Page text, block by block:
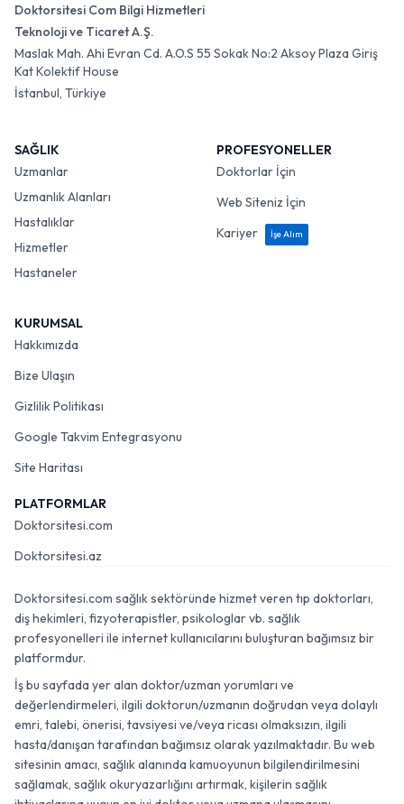
Doktorsitesi Com Bilgi Hizmetleri
Teknoloji ve Ticaret A.Ş.
Maslak Mah. Ahi Evran Cd. A.O.S 55 Sokak No:2 Aksoy Plaza Giriş
Kat Kolektif House
İstanbul, Türkiye
SAĞLIK
Uzmanlar
Uzmanlık Alanları
Hastalıklar
Hizmetler
Hastaneler
PROFESYONELLER
Doktorlar İçin
Web Siteniz İçin
Kariyer
İşe Alım
KURUMSAL
Hakkımızda
Bize Ulaşın
Gizlilik Politikası
Google Takvim Entegrasyonu
Site Haritası
PLATFORMLAR
Doktorsitesi.com
Doktorsitesi.az
Doktorsitesi.com sağlık sektöründe hizmet veren tıp doktorları,
diş hekimleri, fizyoterapistler, psikologlar vb. sağlık
profesyonelleri ile internet kullanıcılarını buluşturan bağımsız bir
platformdur.
İş bu sayfada yer alan doktor/uzman yorumları ve
değerlendirmeleri, ilgili doktorun/uzmanın doğrudan veya dolaylı
emri, talebi, önerisi, tavsiyesi ve/veya ricası olmaksızın, ilgili
hasta/danışan tarafından bağımsız olarak yazılmaktadır. Bu web
sitesinin amacı, sağlık alanında kamuoyunun bilgilendirilmesini
sağlamak, sağlık okuryazarlığını artırmak, kişilerin sağlık